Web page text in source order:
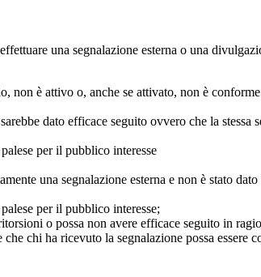
una segnalazione esterna o una
non è attivo o, anche se attivato, non è
dato efficace seguito ovvero che la stessa
per il pubblico interesse
una segnalazione esterna e non è stato
per il pubblico interesse;
o possa non avere efficace seguito in
chi ha ricevuto la segnalazione possa essere